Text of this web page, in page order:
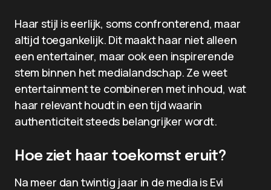
Haar stijl is eerlijk, soms confronterend, maar
altijd toegankelijk. Dit maakt haar niet alleen
een entertainer, maar ook een inspirerende
stem binnen het medialandschap. Ze weet
entertainment te combineren met inhoud, wat
haar relevant houdt in een tijd waarin
authenticiteit steeds belangrijker wordt.
Hoe ziet haar toekomst eruit?
Na meer dan twintig jaar in de media is Evi